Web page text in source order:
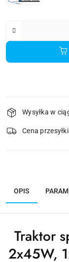
i
dostawa
Wysyłka w
Cena
OPIS
Traktor
2x45W,